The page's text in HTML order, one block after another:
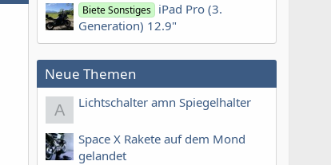
Biete Sonstiges iPad Pro (3.
Generation) 12.9"
Neue Themen
A Lichtschalter amn Spiegelhalter
Space X Rakete auf dem Mond
gelandet